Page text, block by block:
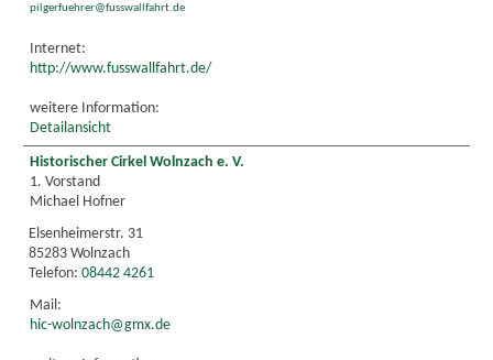
pilgerfuehrer@fusswallfahrt.de
Internet:
http://www.fusswallfahrt.de/
weitere Information:
Detailansicht
Historischer Cirkel Wolnzach e. V.
1. Vorstand
Michael Hofner
Elsenheimerstr. 31
85283 Wolnzach
Telefon: 08442 4261
Mail:
hic-wolnzach@gmx.de